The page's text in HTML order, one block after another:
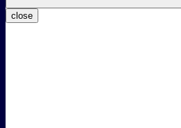
close